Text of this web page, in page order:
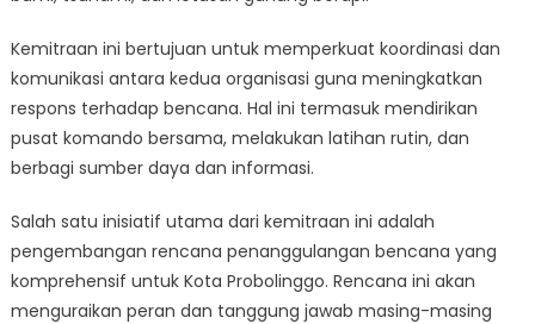
Disaster
Response
Kemitraan ini bertujuan untuk memperkuat koordinasi dan
komunikasi antara kedua organisasi guna meningkatkan
respons terhadap bencana. Hal ini termasuk mendirikan
pusat komando bersama, melakukan latihan rutin, dan
berbagi sumber daya dan informasi.
Salah satu inisiatif utama dari kemitraan ini adalah
pengembangan rencana penanggulangan bencana yang
komprehensif untuk Kota Probolinggo. Rencana ini akan
menguraikan peran dan tanggung jawab masing-masing